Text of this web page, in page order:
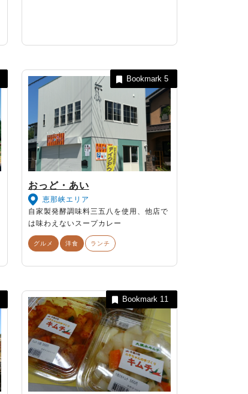
おっど・あい
恵那峡エリア
自家製発酵調味料三五八を使用、他店で
は味わえないスープカレー
グルメ 洋食 ランチ
Bookmark5
Bookmark 11